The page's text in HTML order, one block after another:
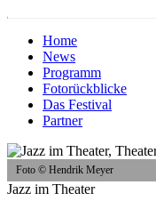
Home
News
Programm
Fotorückblicke
Das Festival
Partner
Foto © Hendrik Meyer
Jazz im Theater